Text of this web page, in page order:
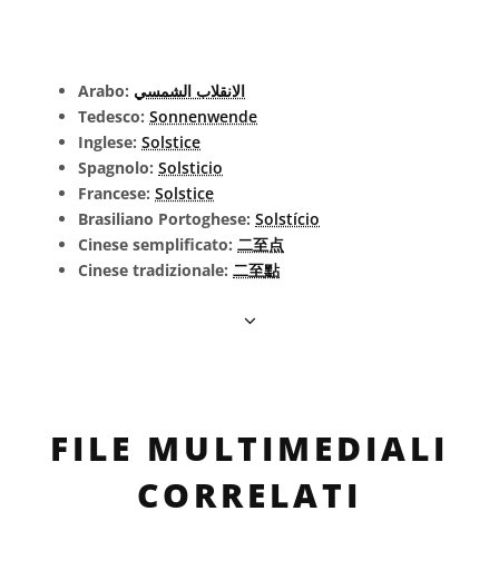
Arabo: الانقلاب الشمسي
Tedesco: Sonnenwende
Inglese: Solstice
Spagnolo: Solsticio
Francese: Solstice
Brasiliano Portoghese: Solstício
Cinese semplificato: 二至点
Cinese tradizionale: 二至點
FILE MULTIMEDIALI
CORRELATI